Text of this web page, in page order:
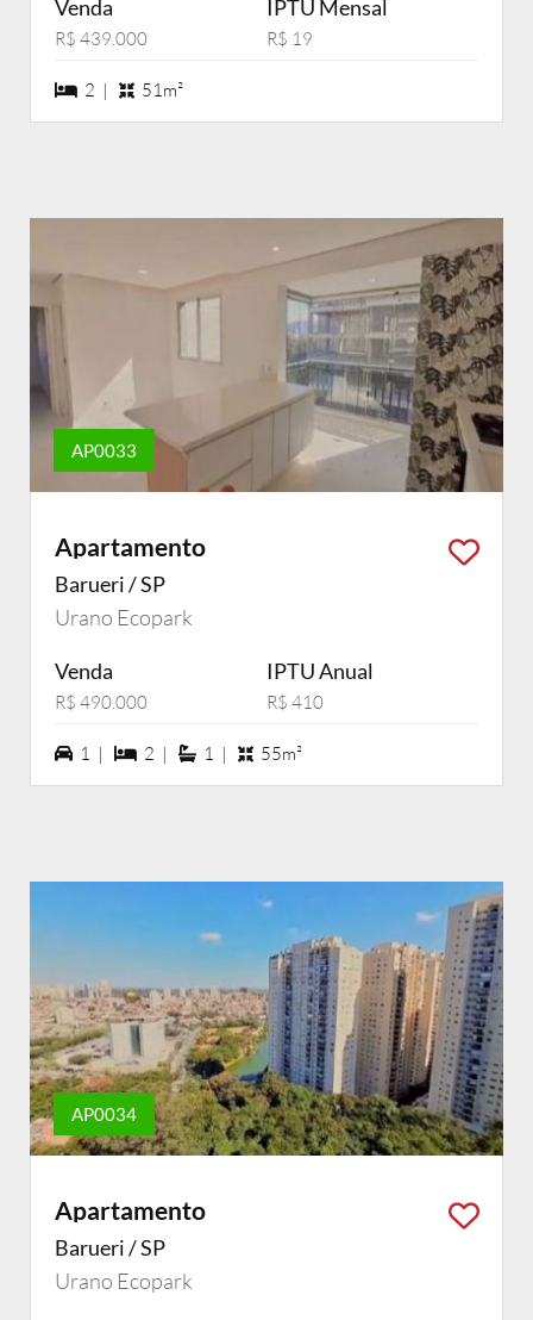
Venda
R$ 439.000
IPTU Mensal
R$ 19
2 dormiórios
2 | 51m²
AP0033
Apartamento
Barueri / SP
Urano Ecopark
Venda
R$ 490.000
IPTU Anual
R$ 410
1 vagas na garagem
1 | 2 dormiórios
2 | 1 suítes
1 | 55m²
AP0034
Apartamento
Barueri / SP
Urano Ecopark